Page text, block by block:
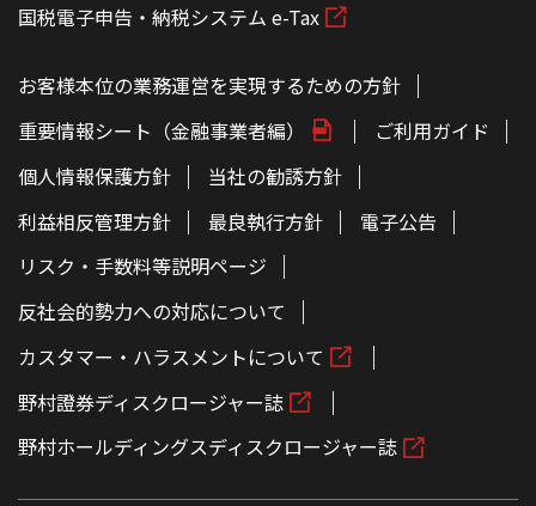
国税電子申告・納税システム e-Tax
お客様本位の業務運営を実現するための方針
重要情報シート（金融事業者編）
ご利用ガイド
個人情報保護方針
当社の勧誘方針
利益相反管理方針
最良執行方針
電子公告
リスク・手数料等説明ページ
反社会的勢力への対応について
カスタマー・ハラスメントについて
野村證券ディスクロージャー誌
野村ホールディングスディスクロージャー誌